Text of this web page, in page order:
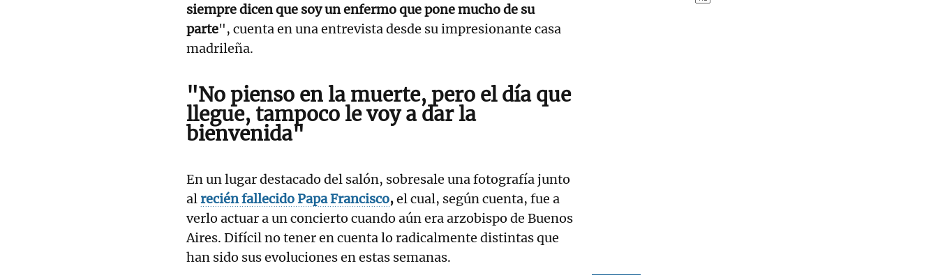
siempre dicen que soy un enfermo que pone mucho de su
parte", cuenta en una entrevista desde su impresionante casa
madrileña.
"No pienso en la muerte, pero el día que
llegue, tampoco le voy a dar la
bienvenida"
En un lugar destacado del salón, sobresale una fotografía junto
alrecién fallecido Papa Francisco,el cual, según cuenta, fue a
verlo actuar a un concierto cuando aún era arzobispo de Buenos
Aires. Difícil no tener en cuenta lo radicalmente distintas que
han sido sus evoluciones en estas semanas.